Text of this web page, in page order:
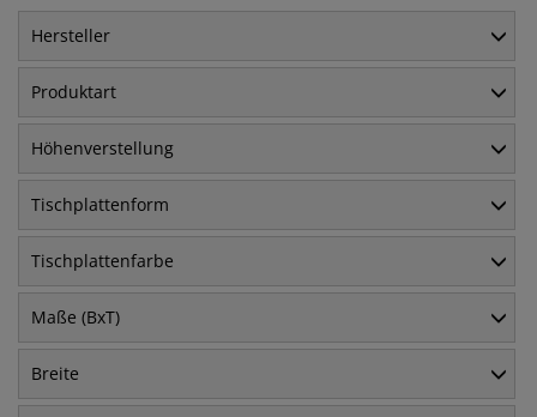
Hersteller
Produktart
Höhenverstellung
Tischplattenform
Tischplattenfarbe
Maße (BxT)
Breite